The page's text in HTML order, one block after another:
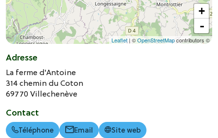
+
-
Leaflet | ©OpenStreetMapcontributors ©
Adresse
La ferme d'Antoine
314 chemin du Coton
69770Villechenève
Contact
Téléphone Email Site web